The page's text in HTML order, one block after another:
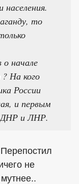
населения.
то
о начале
? На кого
России
и первым
ДНР и ЛНР.
не